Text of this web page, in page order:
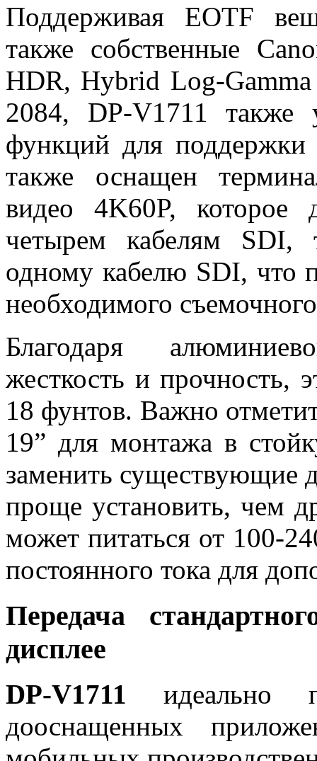
Поддерживая EOTF
также собственные
HDR, Hybrid Log-
2084, DP-V1711 также
функций для
также оснащен
видео 4K60P,
четырем кабелям SDI,
одному кабелю SDI, что
необходимого
Благодаря
жесткость и прочность,
18 фунтов. Важно
19” для монтажа в
заменить существующие
проще установить, чем
может питаться от 100-
постоянного тока для
Передача
дисплее
DP-V1711 идеально
дооснащенных